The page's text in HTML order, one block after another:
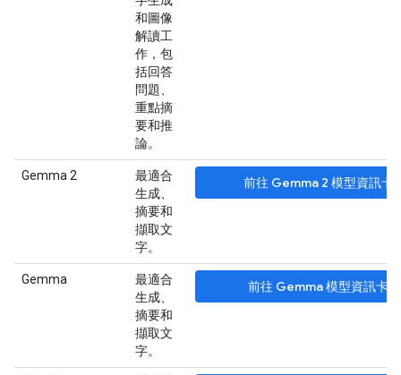
和圖像
解讀工
作，包
括回答
問題、
重點摘
要和推
論。
Gemma 2
最適合
生成、
摘要和
擷取文
字。
前往 Gemma 2 模型資訊卡
Gemma
最適合
生成、
摘要和
擷取文
字。
前往 Gemma 模型資訊卡